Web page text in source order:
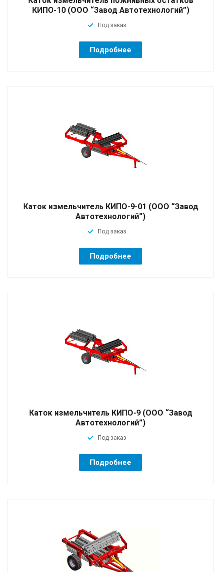
КИПО-10 (ООО “Завод Автотехнологий”)
Под заказ
Подробнее
Каток измельчитель КИПО-9-01 (ООО “Завод
Автотехнологий”)
Под заказ
Подробнее
Каток измельчитель КИПО-9 (ООО “Завод
Автотехнологий”)
Под заказ
Подробнее